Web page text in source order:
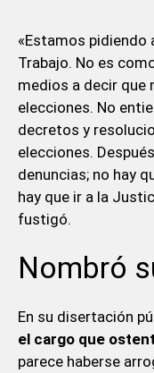
«Estamos
Trabajo. No es
medios a decir que
elecciones. No
decretos y
elecciones.
denuncias; no hay
hay que ir a la
fustigó.
Nombró
En su disertación
el cargo que
parece haberse